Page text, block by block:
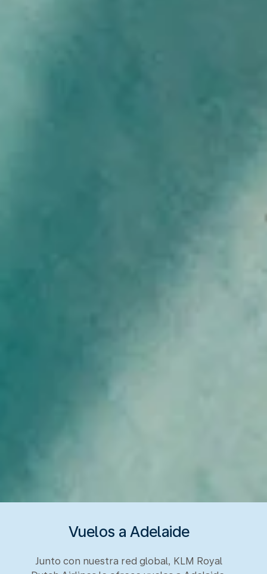
Vuelos a Adelaide
Junto con nuestra red global, KLM Royal